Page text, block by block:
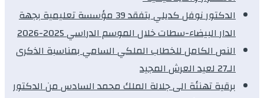
الدكتور نوفل كديلي يتفقد 39 مؤسسة تعليمية بجهة
الدار البيضاء-سطات خلال الموسم الدراسي 2025-2026
النص الكامل للخطاب الملكي السامي بمناسبة الذكرى
الـ27 لعيد العرش المجيد
برقية تهنئة الى جلالة الملك محمد السادس من الدكتور